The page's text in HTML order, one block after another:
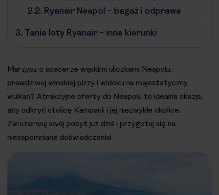
2.2. Ryanair Neapol – bagaż i odprawa
3. Tanie loty Ryanair – inne kierunki
Marzysz o spacerze wąskimi uliczkami Neapolu,
prawdziwej włoskiej pizzy i widoku na majestatyczny
wulkan? Atrakcyjne oferty do Neapolu to idealna okazja,
aby odkryć stolicę Kampanii i jej niezwykłe okolice.
Zarezerwuj swój pobyt już dziś i przygotuj się na
niezapomniane doświadczenia!